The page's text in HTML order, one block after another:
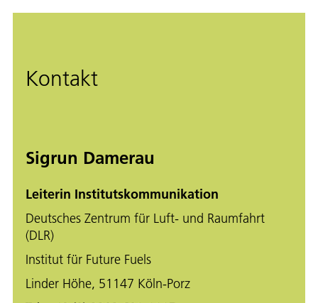
Kontakt
Sigrun Damerau
Leiterin Institutskommunikation
Deutsches Zentrum für Luft- und Raumfahrt
(DLR)
Institut für Future Fuels
Linder Höhe, 51147 Köln-Porz